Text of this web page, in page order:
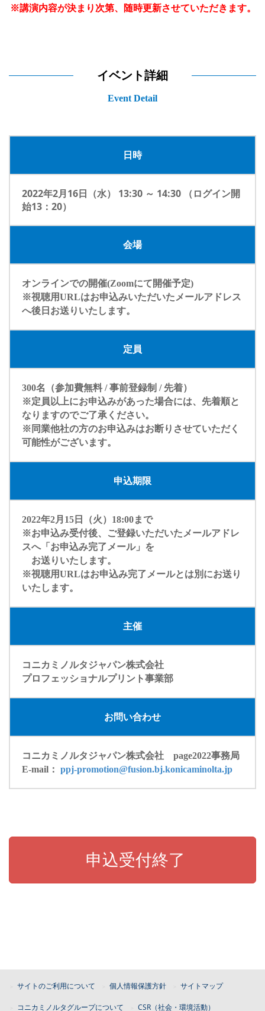
※講演内容が決まり次第、随時更新させていただきます。
イベント詳細
Event Detail
日時
2022年2月16日（水） 13:30 ～ 14:30 （ログイン開
始13：20）
会場
オンラインでの開催(Zoomにて開催予定)
※視聴用URLはお申込みいただいたメールアドレス
へ後日お送りいたします。
定員
300名（参加費無料 / 事前登録制 / 先着）
※定員以上にお申込みがあった場合には、先着順と
なりますのでご了承ください。
※同業他社の方のお申込みはお断りさせていただく
可能性がございます。
申込期限
2022年2月15日（火）18:00まで
※お申込み受付後、ご登録いただいたメールアドレ
スへ「お申込み完了メール」を
お送りいたします。
※視聴用URLはお申込み完了メールとは別にお送り
いたします。
主催
コニカミノルタジャパン株式会社
プロフェッショナルプリント事業部
お問い合わせ
コニカミノルタジャパン株式会社 page2022事務局
E-mail： ppj-promotion@fusion.bj.konicaminolta.jp
申込受付終了
サイトのご利用について 個人情報保護方針 サイトマップ
コニカミノルタグループについて CSR（社会・環境活動）